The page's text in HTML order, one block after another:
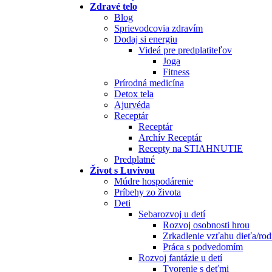
Zdravé telo
Blog
Sprievodcovia zdravím
Dodaj si energiu
Videá pre predplatiteľov
Joga
Fitness
Prírodná medicína
Detox tela
Ajurvéda
Receptár
Receptár
Archív Receptár
Recepty na STIAHNUTIE
Predplatné
Život s Luvivou
Múdre hospodárenie
Príbehy zo života
Deti
Sebarozvoj u detí
Rozvoj osobnosti hrou
Zrkadlenie vzťahu dieťa/
Práca s podvedomím
Rozvoj fantázie u detí
Tvorenie s deťmi